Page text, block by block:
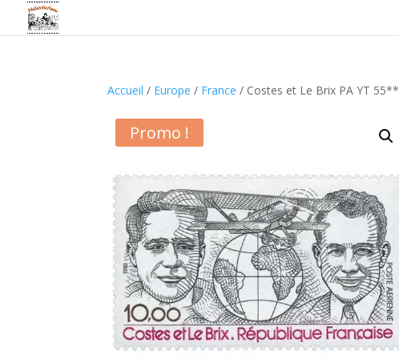
Accueil / Europe / France / Costes et Le Brix PA YT 55**
Promo !